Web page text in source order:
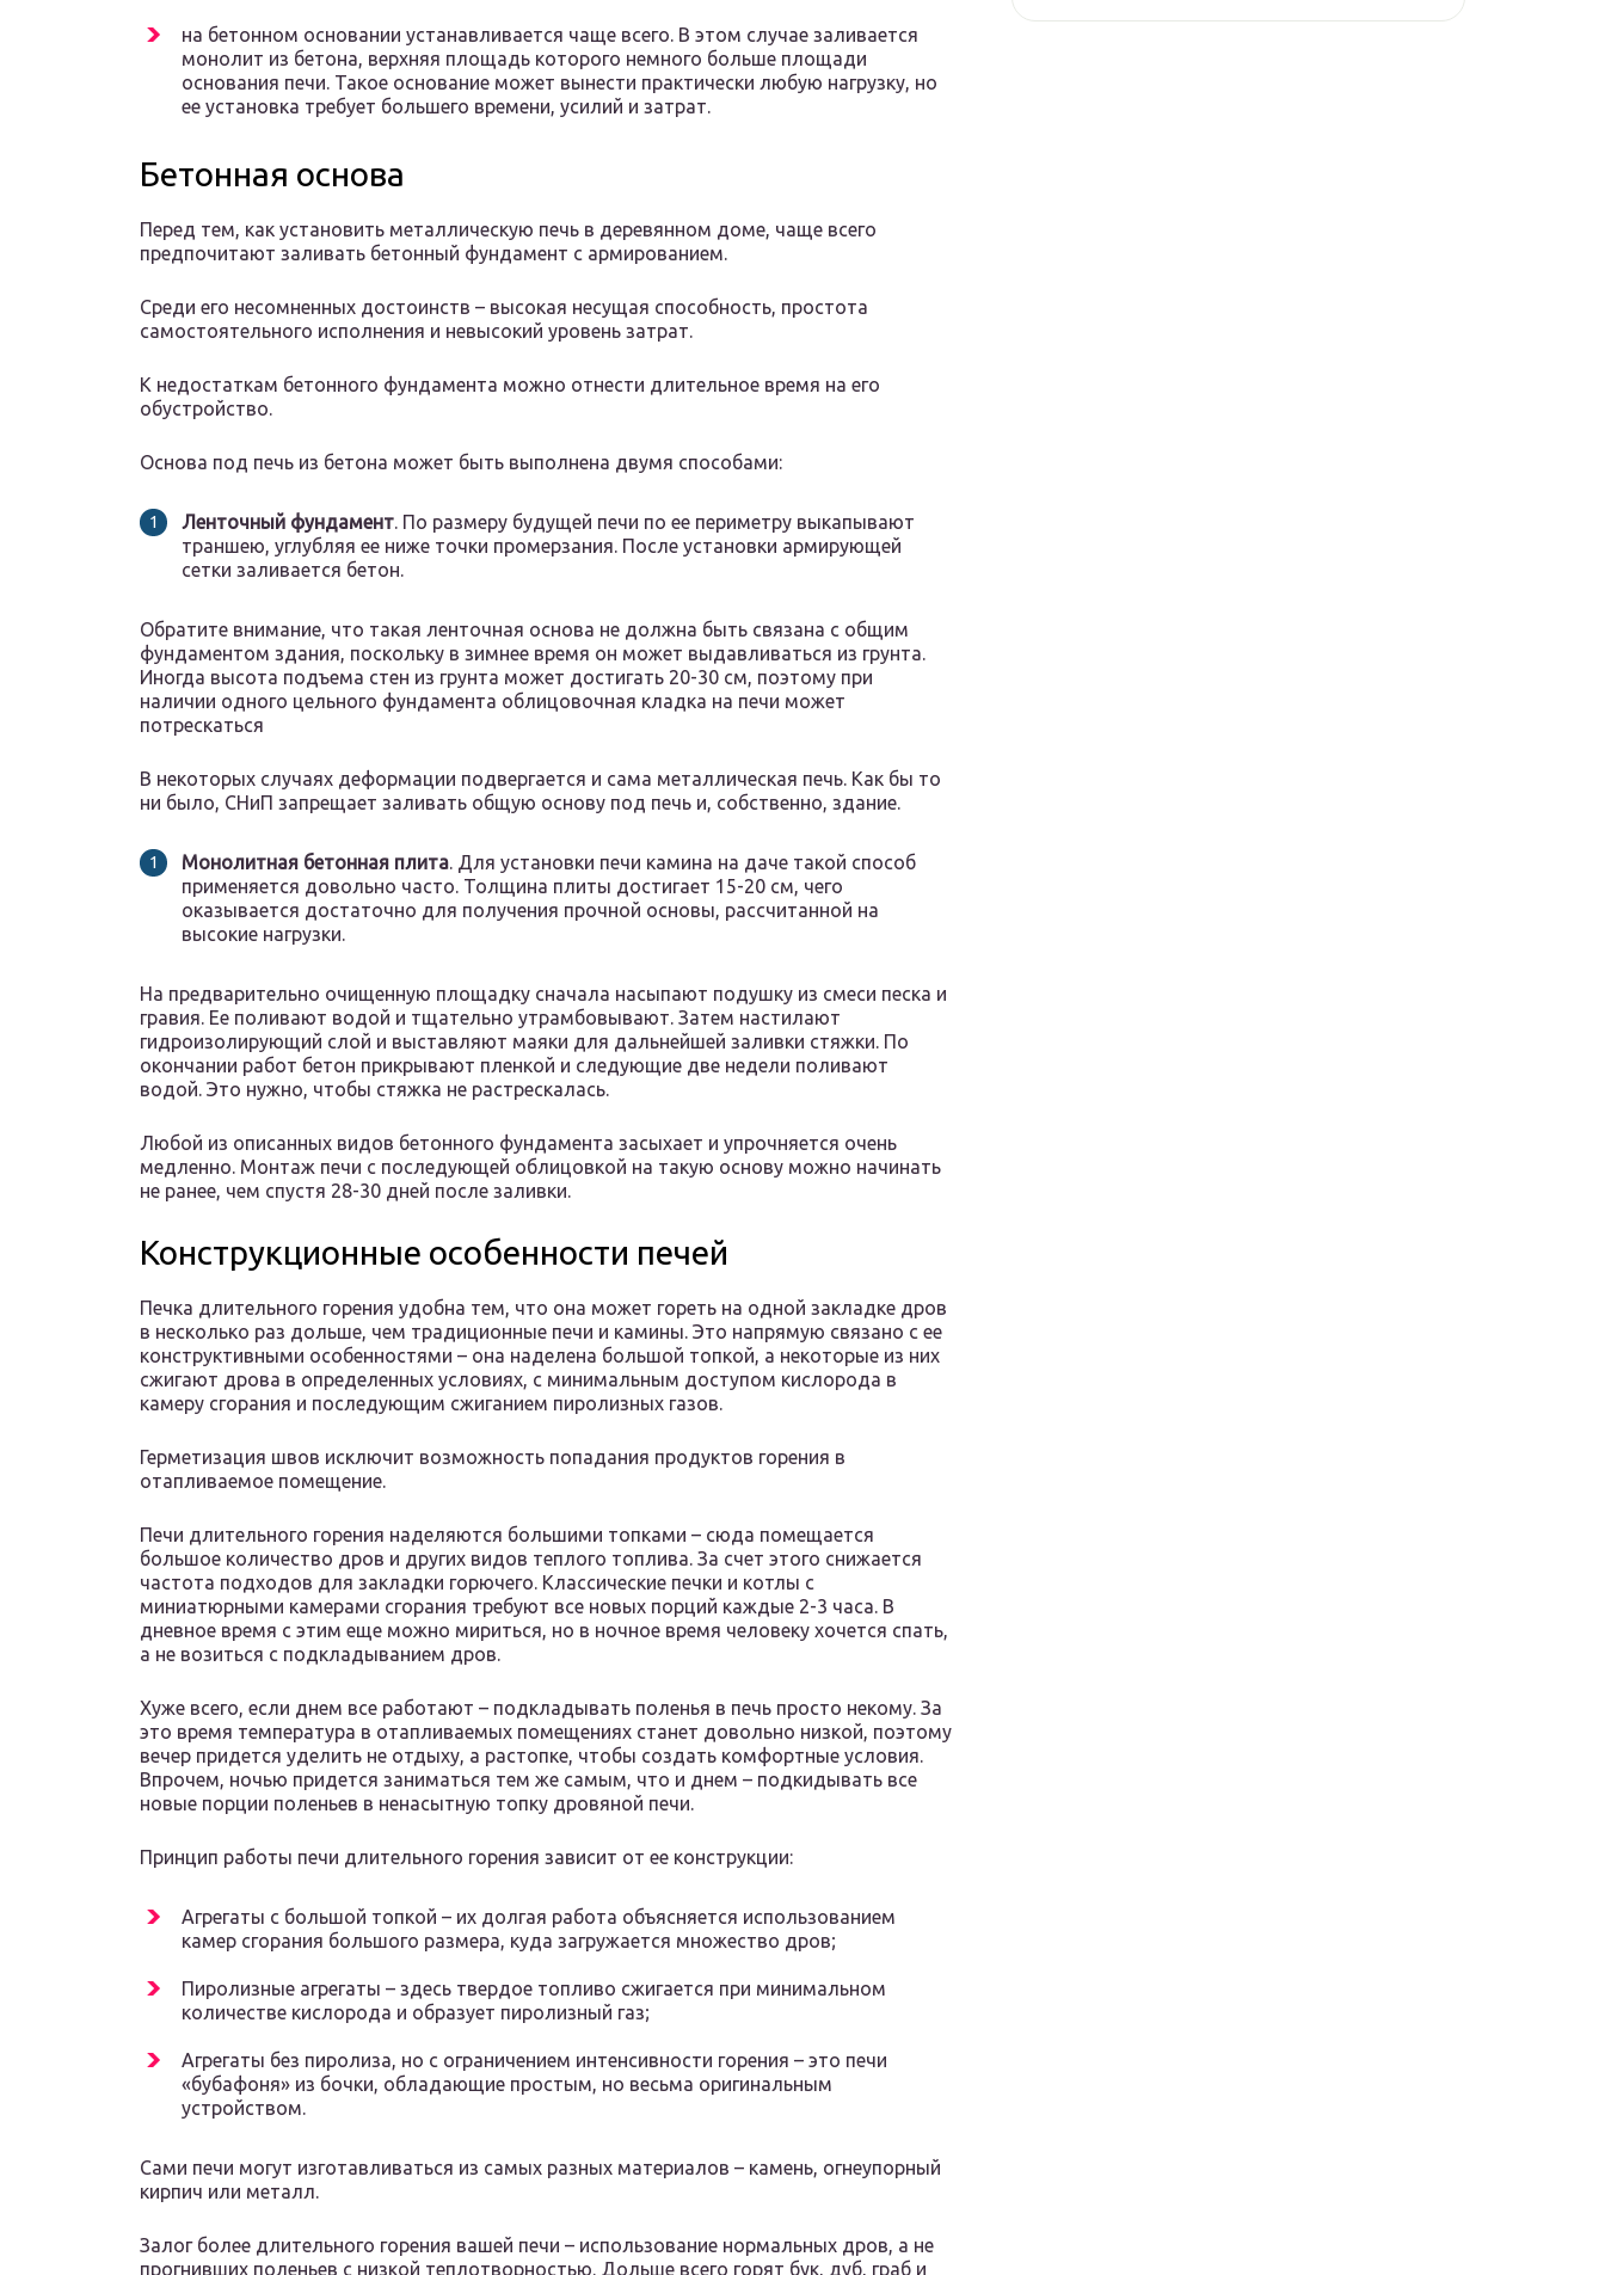
на бетонном основании устанавливается чаще всего. В этом случае заливается
монолит из бетона, верхняя площадь которого немного больше площади
основания печи. Такое основание может вынести практически любую нагрузку, но
ее установка требует большего времени, усилий и затрат.
Бетонная основа
Перед тем, как установить металлическую печь в деревянном доме, чаще всего
предпочитают заливать бетонный фундамент с армированием.
Среди его несомненных достоинств – высокая несущая способность, простота
самостоятельного исполнения и невысокий уровень затрат.
К недостаткам бетонного фундамента можно отнести длительное время на его
обустройство.
Основа под печь из бетона может быть выполнена двумя способами:
Ленточный фундамент. По размеру будущей печи по ее периметру выкапывают
траншею, углубляя ее ниже точки промерзания. После установки армирующей
сетки заливается бетон.
Обратите внимание, что такая ленточная основа не должна быть связана с общим
фундаментом здания, поскольку в зимнее время он может выдавливаться из грунта.
Иногда высота подъема стен из грунта может достигать 20-30 см, поэтому при
наличии одного цельного фундамента облицовочная кладка на печи может
потрескаться
В некоторых случаях деформации подвергается и сама металлическая печь. Как бы то
ни было, СНиП запрещает заливать общую основу под печь и, собственно, здание.
Монолитная бетонная плита. Для установки печи камина на даче такой способ
применяется довольно часто. Толщина плиты достигает 15-20 см, чего
оказывается достаточно для получения прочной основы, рассчитанной на
высокие нагрузки.
На предварительно очищенную площадку сначала насыпают подушку из смеси песка и
гравия. Ее поливают водой и тщательно утрамбовывают. Затем настилают
гидроизолирующий слой и выставляют маяки для дальнейшей заливки стяжки. По
окончании работ бетон прикрывают пленкой и следующие две недели поливают
водой. Это нужно, чтобы стяжка не растрескалась.
Любой из описанных видов бетонного фундамента засыхает и упрочняется очень
медленно. Монтаж печи с последующей облицовкой на такую основу можно начинать
не ранее, чем спустя 28-30 дней после заливки.
Конструкционные особенности печей
Печка длительного горения удобна тем, что она может гореть на одной закладке дров
в несколько раз дольше, чем традиционные печи и камины. Это напрямую связано с ее
конструктивными особенностями – она наделена большой топкой, а некоторые из них
сжигают дрова в определенных условиях, с минимальным доступом кислорода в
камеру сгорания и последующим сжиганием пиролизных газов.
Герметизация швов исключит возможность попадания продуктов горения в
отапливаемое помещение.
Печи длительного горения наделяются большими топками – сюда помещается
большое количество дров и других видов теплого топлива. За счет этого снижается
частота подходов для закладки горючего. Классические печки и котлы с
миниатюрными камерами сгорания требуют все новых порций каждые 2-3 часа. В
дневное время с этим еще можно мириться, но в ночное время человеку хочется спать,
а не возиться с подкладыванием дров.
Хуже всего, если днем все работают – подкладывать поленья в печь просто некому. За
это время температура в отапливаемых помещениях станет довольно низкой, поэтому
вечер придется уделить не отдыху, а растопке, чтобы создать комфортные условия.
Впрочем, ночью придется заниматься тем же самым, что и днем – подкидывать все
новые порции поленьев в ненасытную топку дровяной печи.
Принцип работы печи длительного горения зависит от ее конструкции:
Агрегаты с большой топкой – их долгая работа объясняется использованием
камер сгорания большого размера, куда загружается множество дров;
Пиролизные агрегаты – здесь твердое топливо сжигается при минимальном
количестве кислорода и образует пиролизный газ;
Агрегаты без пиролиза, но с ограничением интенсивности горения – это печи
«бубафоня» из бочки, обладающие простым, но весьма оригинальным
устройством.
Сами печи могут изготавливаться из самых разных материалов – камень, огнеупорный
кирпич или металл.
Залог более длительного горения вашей печи – использование нормальных дров, а не
прогнивших поленьев с низкой теплотворностью. Дольше всего горят бук, дуб, граб и